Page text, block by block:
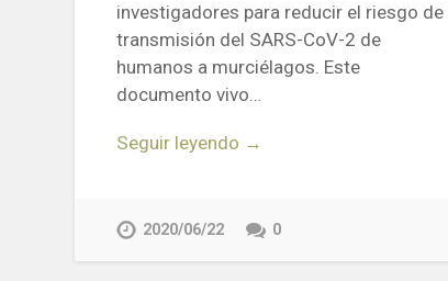
investigadores para reducir el riesgo de
transmisión del SARS-CoV-2 de
humanos a murciélagos. Este
documento vivo…
Seguir leyendo →
2020/06/22 0